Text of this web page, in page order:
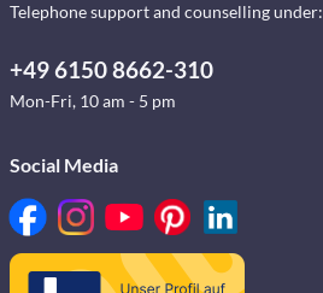
Telephone support and counselling under:
+49 6150 8662-310
Mon-Fri, 10 am - 5 pm
Social Media